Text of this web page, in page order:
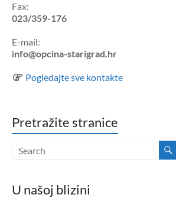
Fax:
023/359-176
E-mail:
info@opcina-starigrad.hr
Pogledajte sve kontakte
Pretražite stranice
U našoj blizini